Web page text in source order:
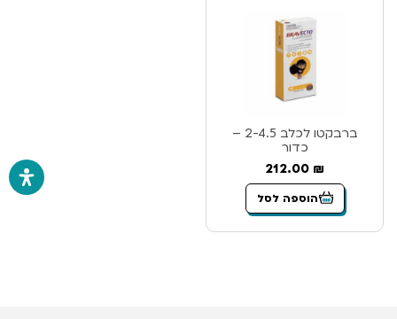
ברבקטו לכלב 2-4.5 –
כדור
212.00 ₪
הוספה לסל